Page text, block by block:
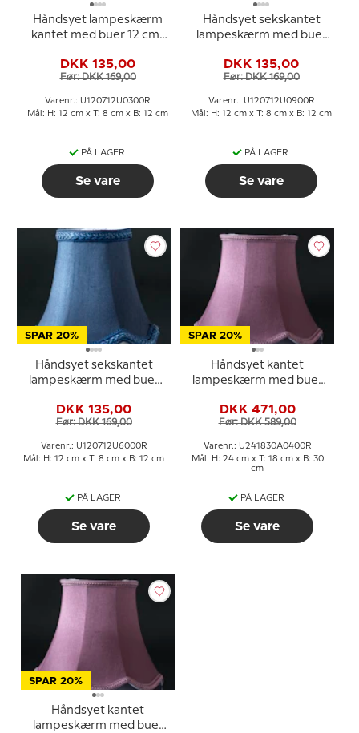
Håndsyet lampeskærm
kantet med buer 12 cm i
stof
DKK 135,00
Før: DKK 169,00
Varenr.: U120712U0300R
Mål: H: 12 cm x T: 8 cm x B: 12 cm
PÅ LAGER
Se vare
Håndsyet sekskantet
lampeskærm med buer
silke stof
DKK 135,00
Før: DKK 169,00
Varenr.: U120712U0900R
Mål: H: 12 cm x T: 8 cm x B: 12 cm
PÅ LAGER
Se vare
SPAR 20%
Håndsyet sekskantet
lampeskærm med buer
silke stof
DKK 135,00
Før: DKK 169,00
Varenr.: U120712U6000R
Mål: H: 12 cm x T: 8 cm x B: 12 cm
PÅ LAGER
Se vare
SPAR 20%
Håndsyet kantet
lampeskærm med buer
rosa silke stof
DKK 471,00
Før: DKK 589,00
Varenr.: U241830A0400R
Mål: H: 24 cm x T: 18 cm x B: 30
cm
PÅ LAGER
Se vare
SPAR 20%
Håndsyet kantet
lampeskærm med buer